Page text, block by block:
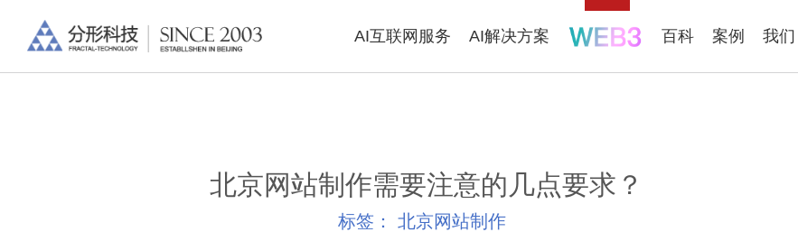
AI互联网服务 AI解决方案 百科 案例 我们
北京网站制作需要注意的几点要求？
标签： 北京网站制作